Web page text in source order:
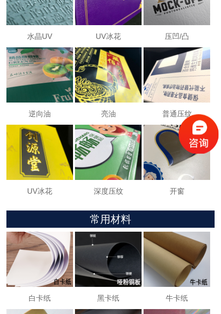
水晶UV UV冰花 压凹/凸
逆向油 亮油 普通压纹
UV冰花 深度压纹 开窗
常用材料
白卡纸 黑卡纸 牛卡纸